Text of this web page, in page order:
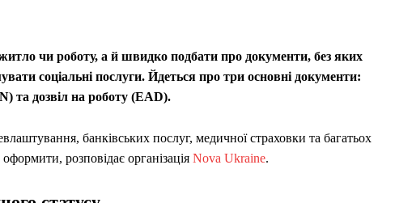
чи роботу, а й швидко подбати про документи, без яких
соціальні послуги. Йдеться про три основні документи:
та дозвіл на роботу (EAD).
банківських послуг, медичної страховки та багатьох
розповідає організація Nova Ukraine.